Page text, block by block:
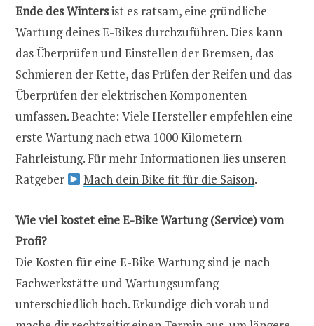
Ende des Wintersist es ratsam, eine gründliche
Wartung deines E-Bikes durchzuführen. Dies kann
das Überprüfen und Einstellen der Bremsen, das
Schmieren der Kette, das Prüfen der Reifen und das
Überprüfen der elektrischen Komponenten
umfassen. Beachte: Viele Hersteller empfehlen eine
erste Wartung nach etwa 1000 Kilometern
Fahrleistung. Für mehr Informationen lies unseren
Ratgeber
Mach dein Bike fit für die Saison.
Wie viel kostet eine E-Bike Wartung (Service) vom
Profi?
Die Kosten für eine E-Bike Wartung sind je nach
Fachwerkstätte und Wartungsumfang
unterschiedlich hoch. Erkundige dich vorab und